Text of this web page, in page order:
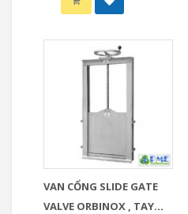
VAN CỔNG SLIDE GATE
VALVE ORBINOX , TAY